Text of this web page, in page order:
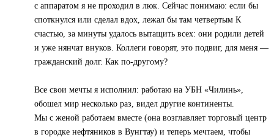
с аппаратом я не проходил в люк. Сейчас понимаю: если бы
споткнулся или сделал вдох, лежал бы там четвертым К
счастью, за минуты удалось вытащить всех: они родили детей
и уже нянчат внуков. Коллеги говорят, это подвиг, для меня —
гражданский долг. Как по-другому?
Все свои мечты я исполнил: работаю на УБН «Чилинь»,
обошел мир несколько раз, видел другие континенты.
Мы с женой работаем вместе (она возглавляет торговый центр
в городке нефтяников в Вунгтау) и теперь мечтаем, чтобы